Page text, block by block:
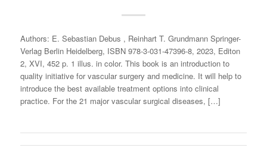
Authors: E. Sebastian Debus , Reinhart T. Grundmann Springer-
Verlag Berlin Heidelberg, ISBN 978-3-031-47396-8, 2023, Editon
2, XVI, 452 p. 1 illus. in color. This book is an introduction to
quality initiative for vascular surgery and medicine. It will help to
introduce the best available treatment options into clinical
practice. For the 21 major vascular surgical diseases, […]